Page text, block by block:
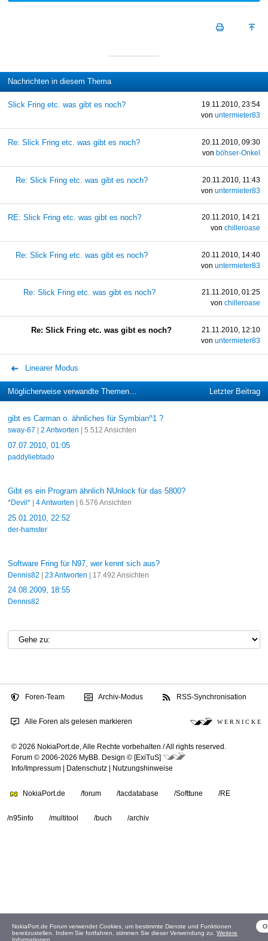
NokiaPort.de Forum verwendet Cookies, um bestimmte Dienste und Funktionen
bereitzustellen. Indem Sie fortfahren, stimmen Sie dieser Verwendung zu.Weitere
Informationen
Nachrichten in diesem Thema
Slick Fring etc. was gibt es noch?
19.11.2010, 23:54
vonuntermieter83
Re: Slick Fring etc. was gibt es noch?
20.11.2010, 09:30
von böhser-Onkel
Re: Slick Fring etc. was gibt es noch?
20.11.2010, 11:43
vonuntermieter83
RE: Slick Fring etc. was gibt es noch?
20.11.2010, 14:21
vonchilleroase
Re: Slick Fring etc. was gibt es noch?
20.11.2010, 14:40
vonuntermieter83
Re: Slick Fring etc. was gibt es noch?
21.11.2010, 01:25
vonchilleroase
Re: Slick Fring etc. was gibt es noch?
21.11.2010, 12:10
vonuntermieter83
Linearer Modus
Möglicherweise verwandte Themen… Letzter Beitrag
gibt es Carman o. ähnliches für Symbian^1 ?
sway-67 2 Antworten | 5.512 Ansichten
07.07.2010, 01:05
paddyliebtado
Gibt es ein Program ähnlich NUnlock für das 5800?
*Devil*| 4 Antworten | 6.576 Ansichten
25.01.2010, 22:52
der-hamster
Software Fring für N97, wer kennt sich aus?
Dennis82 23 Antworten | 17.492 Ansichten
24.08.2009, 18:55
Dennis82
Foren-Team Archiv-Modus RSS-Synchronisation
Alle Foren als gelesen markieren W E R N I C K E
© 2026 NokiaPort.de, Alle Rechte vorbehalten /All rights reserved.
Forum © 2006-2026 MyBB
Design © [ExiTuS]
Info/Impressum
Datenschutz Nutzungshinweise
NokiaPort.de /forum /tacdatabase /Softtune /RE
/n95info /multitool /buch /archiv